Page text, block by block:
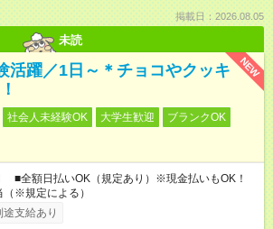
掲載日：2026.08.05
未読
NEW
活躍／1日～＊チョコやクッキ
社会人未経験OK 大学生歓迎
ブランクOK
■全額日払いOK（規定あり）※現金払いもOK！
※規定による）
支給あり